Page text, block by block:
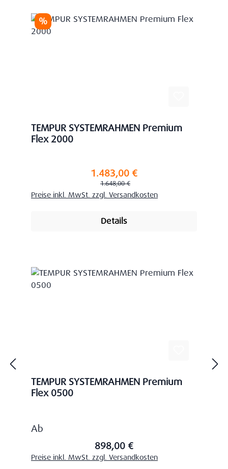
Rabatt
%
TEMPUR SYSTEMRAHMEN Premium
Flex 2000
Verkaufspreis:1.483,00 €
Regulärer Preis:
1.648,00 €
Preise inkl. MwSt. zzgl. Versandkosten
Details
TEMPUR SYSTEMRAHMEN Premium
Flex 0500
Regulärer Preis:
Ab
898,00 €
Preise inkl. MwSt. zzgl. Versandkosten